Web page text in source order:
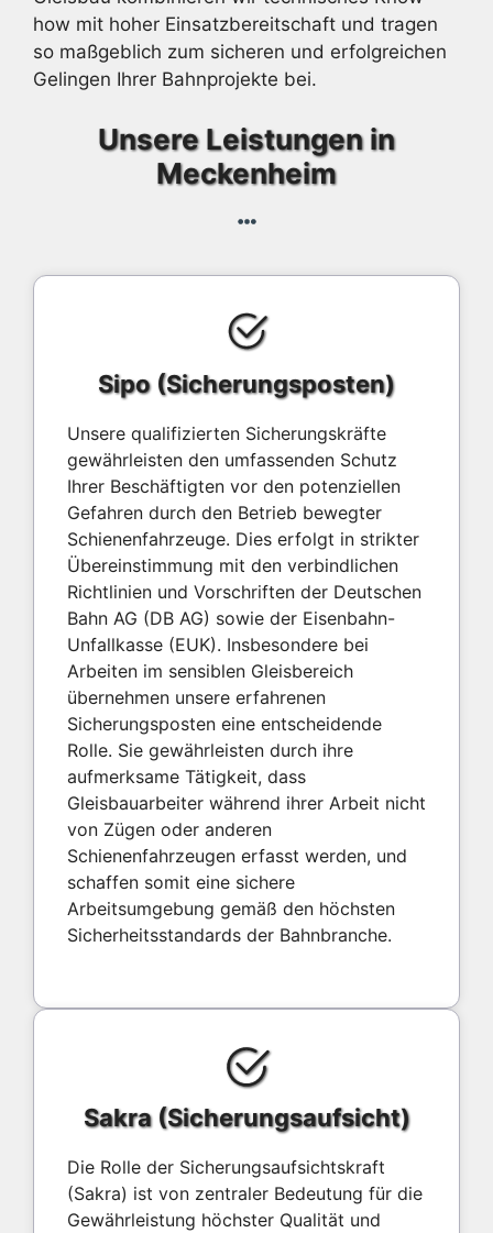
how mit hoher Einsatzbereitschaft und tragen
so maßgeblich zum sicheren und erfolgreichen
Gelingen Ihrer Bahnprojekte bei.
Unsere Leistungen in
Meckenheim
Sipo (Sicherungsposten)
Unsere qualifizierten Sicherungskräfte
gewährleisten den umfassenden Schutz
Ihrer Beschäftigten vor den potenziellen
Gefahren durch den Betrieb bewegter
Schienenfahrzeuge. Dies erfolgt in strikter
Übereinstimmung mit den verbindlichen
Richtlinien und Vorschriften der Deutschen
Bahn AG (DB AG) sowie der Eisenbahn-
Unfallkasse (EUK). Insbesondere bei
Arbeiten im sensiblen Gleisbereich
übernehmen unsere erfahrenen
Sicherungsposten eine entscheidende
Rolle. Sie gewährleisten durch ihre
aufmerksame Tätigkeit, dass
Gleisbauarbeiter während ihrer Arbeit nicht
von Zügen oder anderen
Schienenfahrzeugen erfasst werden, und
schaffen somit eine sichere
Arbeitsumgebung gemäß den höchsten
Sicherheitsstandards der Bahnbranche.
Sakra (Sicherungsaufsicht)
Die Rolle der Sicherungsaufsichtskraft
(Sakra) ist von zentraler Bedeutung für die
Gewährleistung höchster Qualität und